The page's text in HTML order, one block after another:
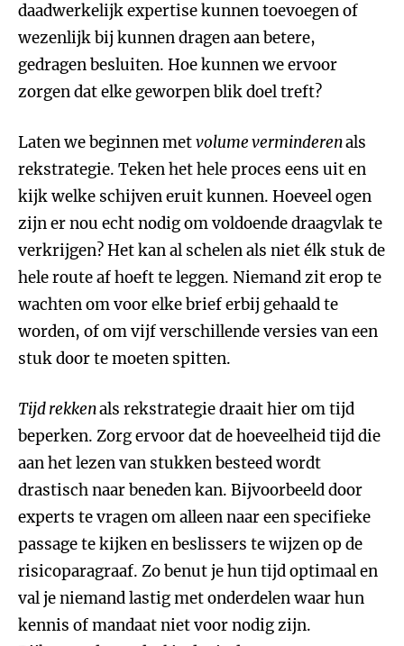
daadwerkelijk expertise kunnen toevoegen of
wezenlijk bij kunnen dragen aan betere,
gedragen besluiten. Hoe kunnen we ervoor
zorgen dat elke geworpen blik doel treft?
Laten we beginnen metvolume verminderenals
rekstrategie. Teken het hele proces eens uit en
kijk welke schijven eruit kunnen. Hoeveel ogen
zijn er nou echt nodig om voldoende draagvlak te
verkrijgen? Het kan al schelen als niet élk stuk de
hele route af hoeft te leggen. Niemand zit erop te
wachten om voor elke brief erbij gehaald te
worden, of om vijf verschillende versies van een
stuk door te moeten spitten.
Tijd rekkenals rekstrategie draait hier om tijd
beperken. Zorg ervoor dat de hoeveelheid tijd die
aan het lezen van stukken besteed wordt
drastisch naar beneden kan. Bijvoorbeeld door
experts te vragen om alleen naar een specifieke
passage te kijken en beslissers te wijzen op de
risicoparagraaf. Zo benut je hun tijd optimaal en
val je niemand lastig met onderdelen waar hun
kennis of mandaat niet voor nodig zijn.